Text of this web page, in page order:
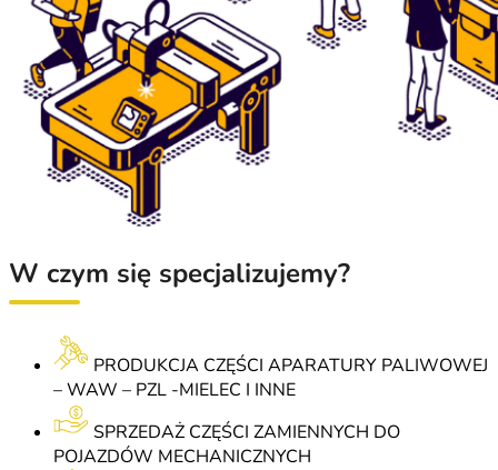
W czym się specjalizujemy?
PRODUKCJA CZĘŚCI APARATURY PALIWOWEJ
– WAW – PZL -MIELEC I INNE
SPRZEDAŻ CZĘŚCI ZAMIENNYCH DO
POJAZDÓW MECHANICZNYCH